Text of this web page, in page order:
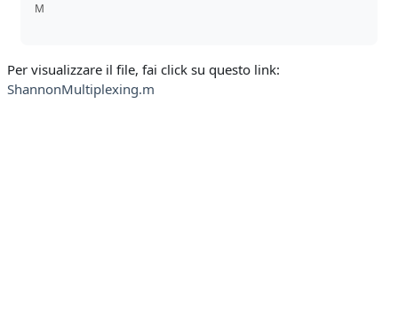
M
Per visualizzare il file, fai click su questo link:
ShannonMultiplexing.m